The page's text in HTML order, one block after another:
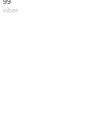
viber